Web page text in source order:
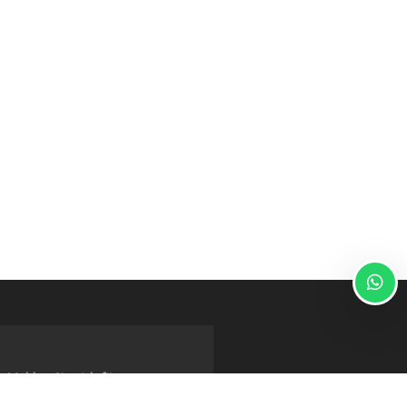
Melden Sie sich für unsere